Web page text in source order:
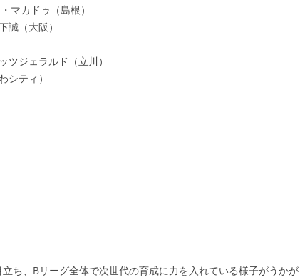
マカドゥ（島根）
誠（大阪）
ジェラルド（立川）
シティ）
ち、Bリーグ全体で次世代の育成に力を入れている様子がうかが